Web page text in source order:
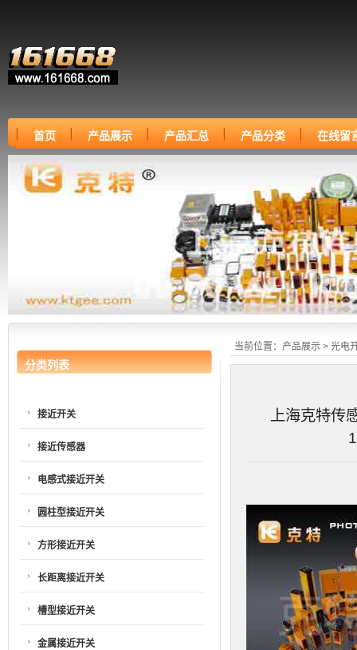
首页 产品展示 产品汇总 产品分类 在线留
当前位置： 产品展示 > 光电
上海克特传
分类列表
接近开关
接近传感器
电感式接近开关
圆柱型接近开关
方形接近开关
长距离接近开关
槽型接近开关
金属接近开关